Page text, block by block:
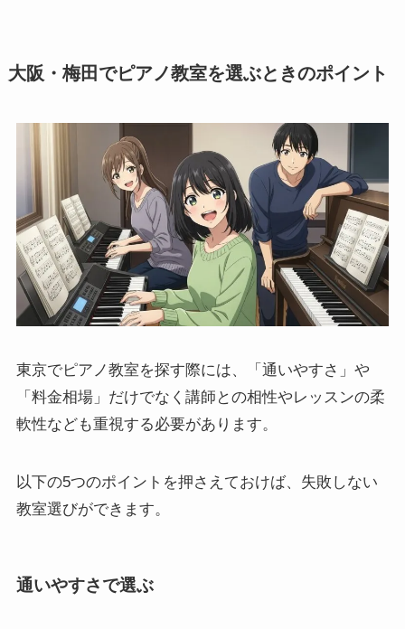
大阪・梅田でピアノ教室を選ぶときのポイント
東京でピアノ教室を探す際には、「通いやすさ」や
「料金相場」だけでなく講師との相性やレッスンの柔
軟性なども重視する必要があります。
以下の5つのポイントを押さえておけば、失敗しない
教室選びができます。
通いやすさで選ぶ